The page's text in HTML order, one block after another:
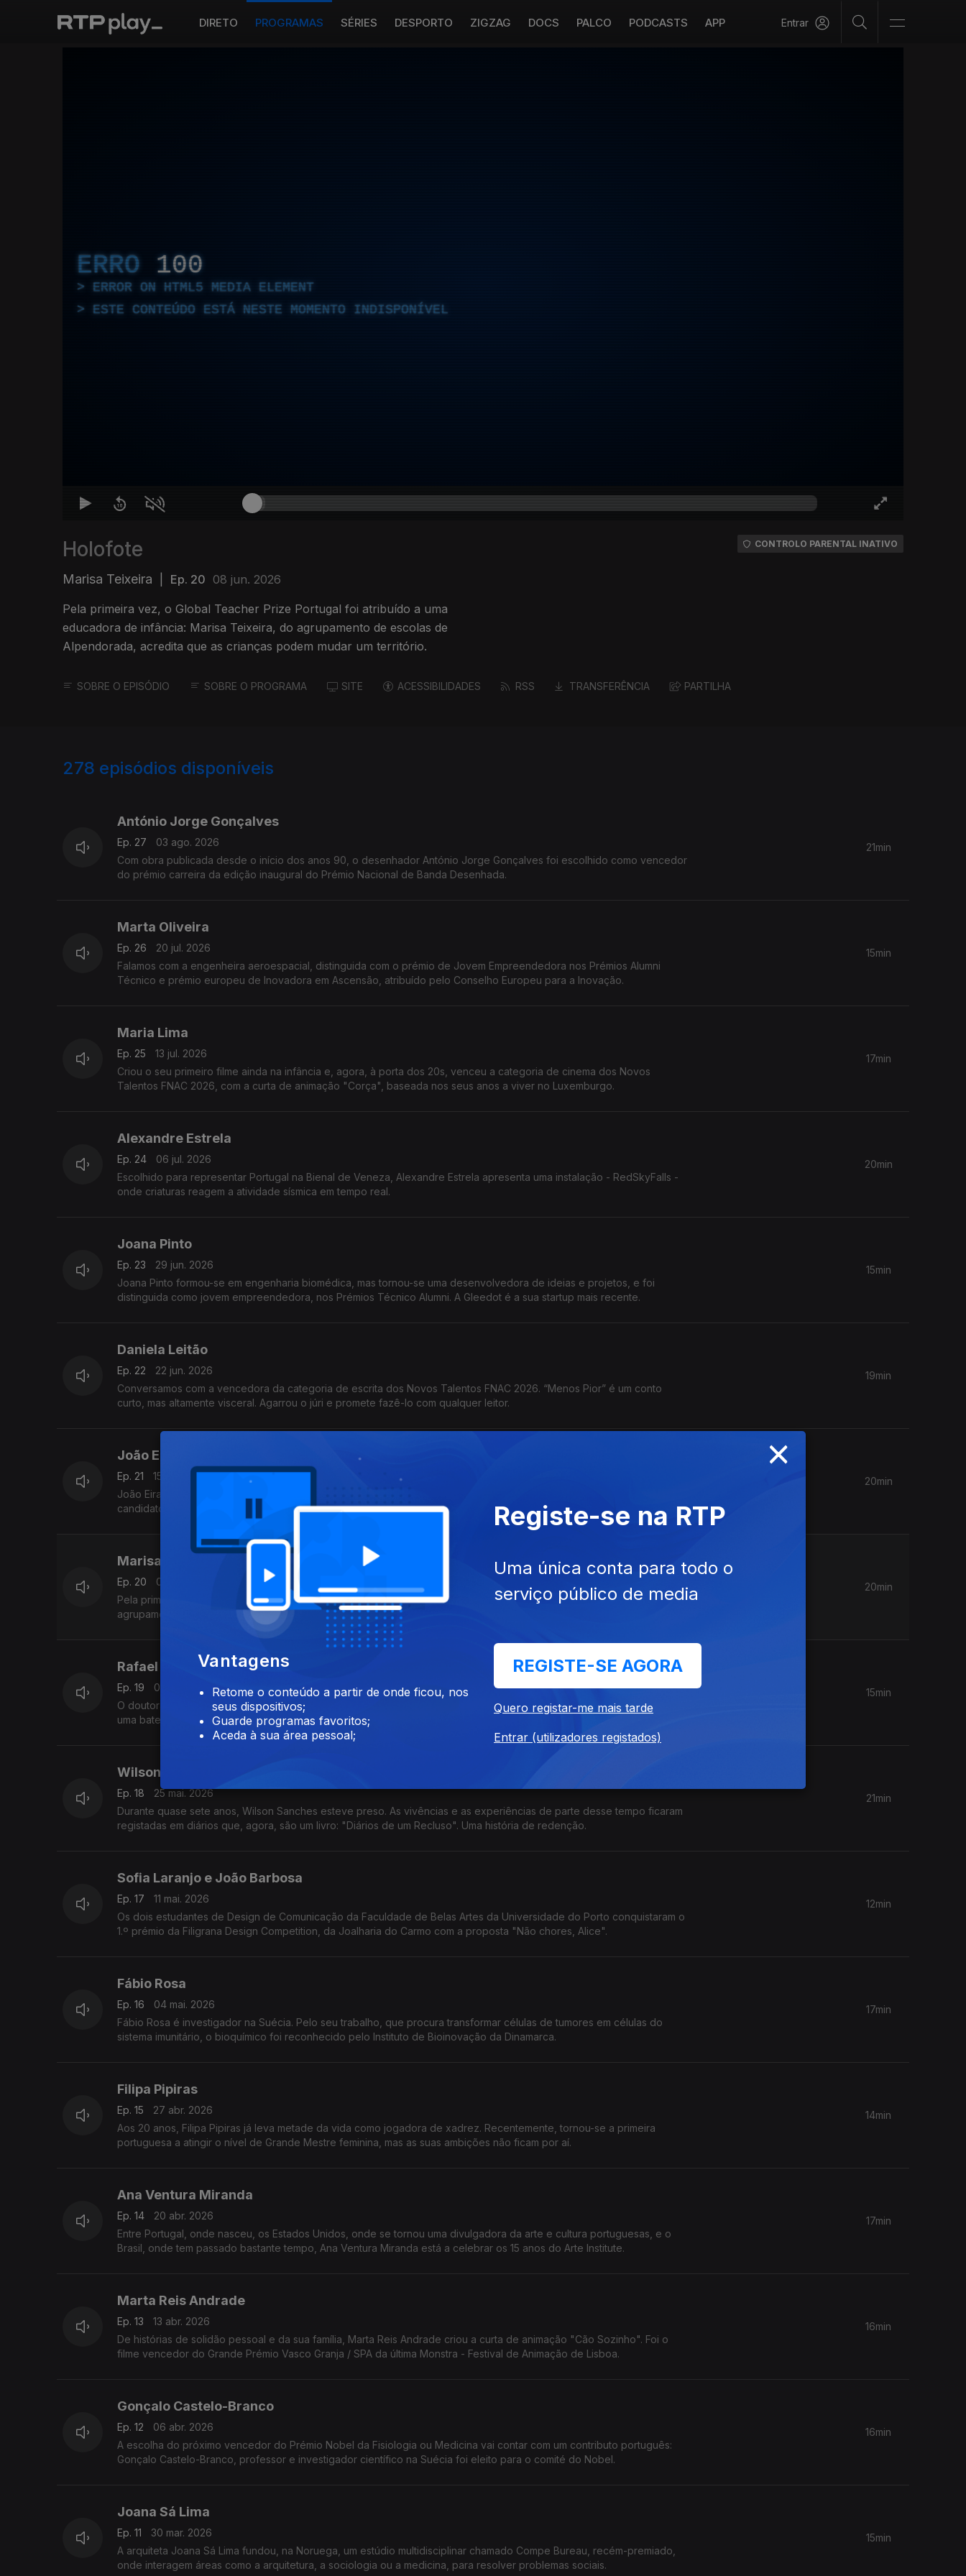
DIRETO PROGRAMAS SÉRIES DESPORTO ZIGZAG DOCS PALCO PODCASTS APP Entrar
ERRO 100
ERROR ON HTML5 MEDIA ELEMENT
ESTE CONTEÚDO ESTÁ NESTE MOMENTO INDISPONÍVEL
Holofote
Marisa Teixeira Ep. 20 08 jun. 2026
Pela primeira vez, o Global Teacher Prize Portugal foi atribuído a uma
educadora de infância: Marisa Teixeira, do agrupamento de escolas de
Alpendorada, acredita que as crianças podem mudar um território.
CONTROLO PARENTAL INATIVO
SOBRE O EPISÓDIO SOBRE O PROGRAMA SITE ACESSIBILIDADES RSS TRANSFERÊNCIA PARTILHA
278 episódios disponíveis
António Jorge Gonçalves
Ep. 27
03 ago. 2026
Com obra publicada desde o início dos anos 90, o desenhador António Jorge Gonçalves foi escolhido como vencedor
do prémio carreira da edição inaugural do Prémio Nacional de Banda Desenhada.
21min
Marta Oliveira
Ep. 26
20 jul. 2026
Falamos com a engenheira aeroespacial, distinguida com o prémio de Jovem Empreendedora nos Prémios Alumni
Técnico e prémio europeu de Inovadora em Ascensão, atribuído pelo Conselho Europeu para a Inovação.
15min
Maria Lima
Ep. 25
13 jul. 2026
Criou o seu primeiro filme ainda na infância e, agora, à porta dos 20s, venceu a categoria de cinema dos Novos
Talentos FNAC 2026, com a curta de animação "Corça", baseada nos seus anos a viver no Luxemburgo.
17min
Alexandre Estrela
Ep. 24
06 jul. 2026
Escolhido para representar Portugal na Bienal de Veneza, Alexandre Estrela apresenta uma instalação - RedSkyFalls -
onde criaturas reagem a atividade sísmica em tempo real.
20min
Joana Pinto
Ep. 23
29 jun. 2026
Joana Pinto formou-se em engenharia biomédica, mas tornou-se uma desenvolvedora de ideias e projetos, e foi
distinguida como jovem empreendedora, nos Prémios Técnico Alumni. A Gleedot é a sua startup mais recente.
15min
Daniela Leitão
Ep. 22
22 jun. 2026
Conversamos com a vencedora da categoria de escrita dos Novos Talentos FNAC 2026. “Menos Pior” é um conto
curto, mas altamente visceral. Agarrou o júri e promete fazê-lo com qualquer leitor.
19min
João Eiras Antunes
Ep. 21
15 jun. 2026
João Eiras Antunes foi vencedor da categoria de videojogos dos Novos Talentos FNAC 2026. O jogo com que se
candidatou, Employee 925, explora o mundo do trabalho numa perspetiva de terror psicológico.
20min
Marisa Teixeira
Ep. 20
08 jun. 2026
Pela primeira vez, o Global Teacher Prize Portugal foi atribuído a uma educadora de infância: Marisa Teixeira, do
agrupamento de escolas de Alpendorada, acredita que as crianças podem mudar um território.
20min
Rafael Pinto
Ep. 19
01 jun. 2026
O doutorando da Universidade do Minho venceu o prémio europeu Upcell Young Scientist Award 2026. Desenvolveu
uma bateria de lítio sustentável, de estado sólido e impressa em 3D. Promete melhor desempenho e eficiência.
15min
Wilson Sanches
Ep. 18
25 mai. 2026
Durante quase sete anos, Wilson Sanches esteve preso. As vivências e as experiências de parte desse tempo ficaram
registadas em diários que, agora, são um livro: "Diários de um Recluso". Uma história de redenção.
21min
Sofia Laranjo e João Barbosa
Ep. 17
11 mai. 2026
Os dois estudantes de Design de Comunicação da Faculdade de Belas Artes da Universidade do Porto conquistaram o
1.º prémio da Filigrana Design Competition, da Joalharia do Carmo com a proposta "Não chores, Alice".
12min
Fábio Rosa
Ep. 16
04 mai. 2026
Fábio Rosa é investigador na Suécia. Pelo seu trabalho, que procura transformar células de tumores em células do
sistema imunitário, o bioquímico foi reconhecido pelo Instituto de Bioinovação da Dinamarca.
17min
Filipa Pipiras
Ep. 15
27 abr. 2026
Aos 20 anos, Filipa Pipiras já leva metade da vida como jogadora de xadrez. Recentemente, tornou-se a primeira
portuguesa a atingir o nível de Grande Mestre feminina, mas as suas ambições não ficam por aí.
14min
Ana Ventura Miranda
Ep. 14
20 abr. 2026
Entre Portugal, onde nasceu, os Estados Unidos, onde se tornou uma divulgadora da arte e cultura portuguesas, e o
Brasil, onde tem passado bastante tempo, Ana Ventura Miranda está a celebrar os 15 anos do Arte Institute.
17min
Marta Reis Andrade
Ep. 13
13 abr. 2026
De histórias de solidão pessoal e da sua família, Marta Reis Andrade criou a curta de animação "Cão Sozinho". Foi o
filme vencedor do Grande Prémio Vasco Granja / SPA da última Monstra - Festival de Animação de Lisboa.
16min
Gonçalo Castelo-Branco
Ep. 12
06 abr. 2026
A escolha do próximo vencedor do Prémio Nobel da Fisiologia ou Medicina vai contar com um contributo português:
Gonçalo Castelo-Branco, professor e investigador científico na Suécia foi eleito para o comité do Nobel.
16min
Joana Sá Lima
Ep. 11
30 mar. 2026
A arquiteta Joana Sá Lima fundou, na Noruega, um estúdio multidisciplinar chamado Compe Bureau, recém-premiado,
onde interagem áreas como a arquitetura, a sociologia ou a medicina, para resolver problemas sociais.
15min
×
Vantagens
Retome o conteúdo a partir de onde ficou, nos
seus dispositivos;
Guarde programas favoritos;
Aceda à sua área pessoal;
Registe-se na RTP
Uma única conta para todo o
serviço público de media
REGISTE-SE AGORA
Quero registar-me mais tarde
Entrar (utilizadores registados)